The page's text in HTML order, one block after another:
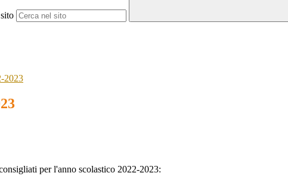
2023
per l'anno scolastico 2022-2023: